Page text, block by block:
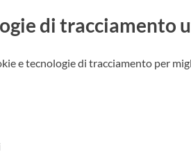
di tracciamento
e tecnologie di tracciamento per